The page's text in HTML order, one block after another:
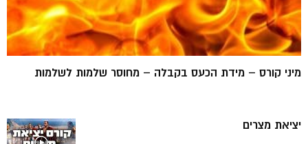
מיני קורס – מידת הכעס בקבלה – מחוסר שלמות לשלמות
יציאת מצרים